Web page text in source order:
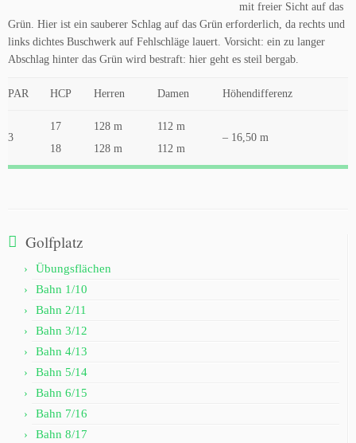
mit freier Sicht auf das
Grün. Hier ist ein sauberer Schlag auf das Grün erforderlich, da rechts und
links dichtes Buschwerk auf Fehlschläge lauert. Vorsicht: ein zu langer
Abschlag hinter das Grün wird bestraft: hier geht es steil bergab.
PAR HCP Herren Damen Höhendifferenz
3
17
18
128 m
128 m
112 m
112 m
– 16,50 m
Golfplatz
Übungsflächen
Bahn 1/10
Bahn 2/11
Bahn 3/12
Bahn 4/13
Bahn 5/14
Bahn 6/15
Bahn 7/16
Bahn 8/17